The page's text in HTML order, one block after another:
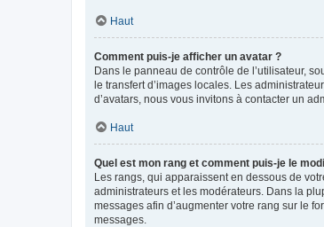
Haut
Comment puis-je afficher un avatar ?
Dans le panneau de contrôle de l’utilisateur,
le transfert d’images locales. Les
d’avatars, nous vous invitons à contacter un
Haut
Quel est mon rang et comment puis-je le
Les rangs, qui apparaissent en dessous de
administrateurs et les modérateurs. Dans la
messages afin d’augmenter votre rang sur le
messages.